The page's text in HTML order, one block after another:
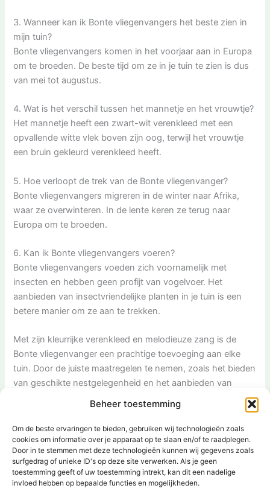
Beheer toestemming
Om de beste ervaringen te bieden, gebruiken wij technologieën zoals
cookies om informatie over je apparaat op te slaan en/of te raadplegen.
Door in te stemmen met deze technologieën kunnen wij gegevens zoals
surfgedrag of unieke ID's op deze site verwerken. Als je geen
toestemming geeft of uw toestemming intrekt, kan dit een nadelige
invloed hebben op bepaalde functies en mogelijkheden.
3. Wanneer kan ik Bonte vliegenvangers het beste zien in
mijn tuin?
Bonte vliegenvangers komen in het voorjaar aan in Europa
om te broeden. De beste tijd om ze in je tuin te zien is dus
van mei tot augustus.
4. Wat is het verschil tussen het mannetje en het vrouwtje?
Het mannetje heeft een zwart-wit verenkleed met een
opvallende witte vlek boven zijn oog, terwijl het vrouwtje
een bruin gekleurd verenkleed heeft.
5. Hoe verloopt de trek van de Bonte vliegenvanger?
Bonte vliegenvangers migreren in de winter naar Afrika,
waar ze overwinteren. In de lente keren ze terug naar
Europa om te broeden.
6. Kan ik Bonte vliegenvangers voeren?
Bonte vliegenvangers voeden zich voornamelijk met
insecten en hebben geen profijt van vogelvoer. Het
aanbieden van insectvriendelijke planten in je tuin is een
betere manier om ze aan te trekken.
Met zijn kleurrijke verenkleed en melodieuze zang is de
Bonte vliegenvanger een prachtige toevoeging aan elke
tuin. Door de juiste maatregelen te nemen, zoals het bieden
van geschikte nestgelegenheid en het aanbieden van
voedsel en water, kun je deze vogels naar je tuin lokken.
Vergeet niet te genieten van hun acrobatische vliegkunsten
en vrolijke gezang, terwijl ze rondfladderen en insecten
vangen. Met wat geluk kun je zelfs een glimp opvangen
van hun schattige jongen in het nest.
[ad_2]